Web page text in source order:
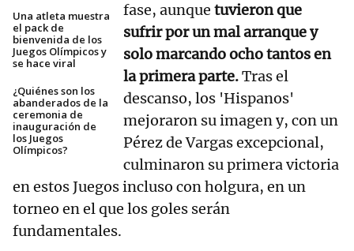
Una atleta muestra
el pack de
bienvenida de los
Juegos Olímpicos y
se hace viral
¿Quiénes son los
abanderados de la
ceremonia de
inauguración de
los Juegos
Olímpicos?
fase, aunque tuvieron que
sufrir por un mal arranque y
solo marcando ocho tantos en
la primera parte.Tras el
descanso, los 'Hispanos'
mejoraron su imagen y, con un
Pérez de Vargas excepcional,
culminaron su primera victoria
en estos Juegos incluso con holgura, en un
torneo en el que los goles serán
fundamentales.